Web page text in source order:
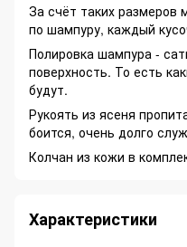
За счёт таких размеров
по шампуру, каждый
Полировка шампура -
поверхность. То есть
будут.
Рукоять из ясеня
боится, очень долго
Колчан из кожи в
Характеристики